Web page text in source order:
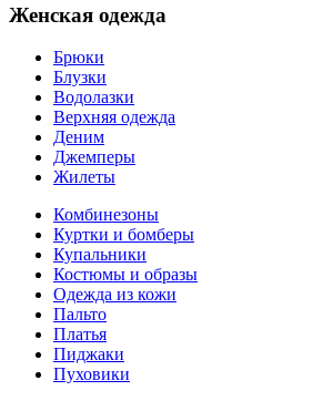
Женская одежда
Брюки
Блузки
Водолазки
Верхняя одежда
Деним
Джемперы
Жилеты
Комбинезоны
Куртки и бомберы
Купальники
Костюмы и образы
Одежда из кожи
Пальто
Платья
Пиджаки
Пуховики